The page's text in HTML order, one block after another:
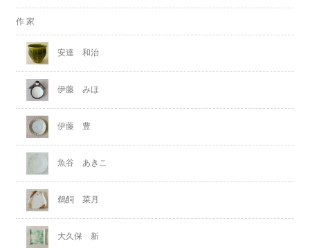
作 家
安達 和治
伊藤 みほ
伊藤 豊
魚谷 あきこ
鵜飼 菜月
大久保 新